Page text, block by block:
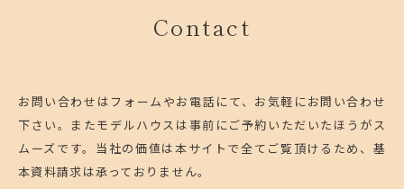
Contact
お問い合わせはフォームやお電話にて、お気軽にお問い合わせ
下さい。 またモデルハウスは事前にご予約いただいたほうがス
ムーズです。 当社の価値は本サイトで全てご覧頂けるため、基
本資料請求は承っておりません。